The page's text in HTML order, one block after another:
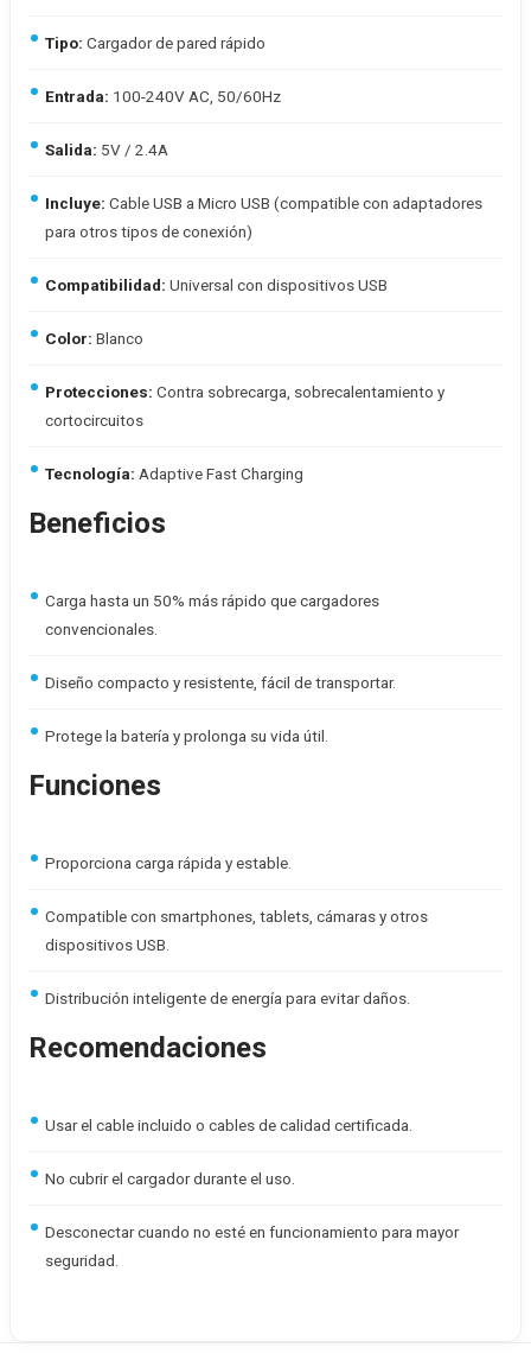
Tipo: Cargador de pared rápido
Entrada: 100-240V AC, 50/60Hz
Salida: 5V / 2.4A
Incluye: Cable USB a Micro USB (compatible con adaptadores
para otros tipos de conexión)
Compatibilidad: Universal con dispositivos USB
Color: Blanco
Protecciones: Contra sobrecarga, sobrecalentamiento y
cortocircuitos
Tecnología: Adaptive Fast Charging
Beneficios
Carga hasta un 50% más rápido que cargadores
convencionales.
Diseño compacto y resistente, fácil de transportar.
Protege la batería y prolonga su vida útil.
Funciones
Proporciona carga rápida y estable.
Compatible con smartphones, tablets, cámaras y otros
dispositivos USB.
Distribución inteligente de energía para evitar daños.
Recomendaciones
Usar el cable incluido o cables de calidad certificada.
No cubrir el cargador durante el uso.
Desconectar cuando no esté en funcionamiento para mayor
seguridad.